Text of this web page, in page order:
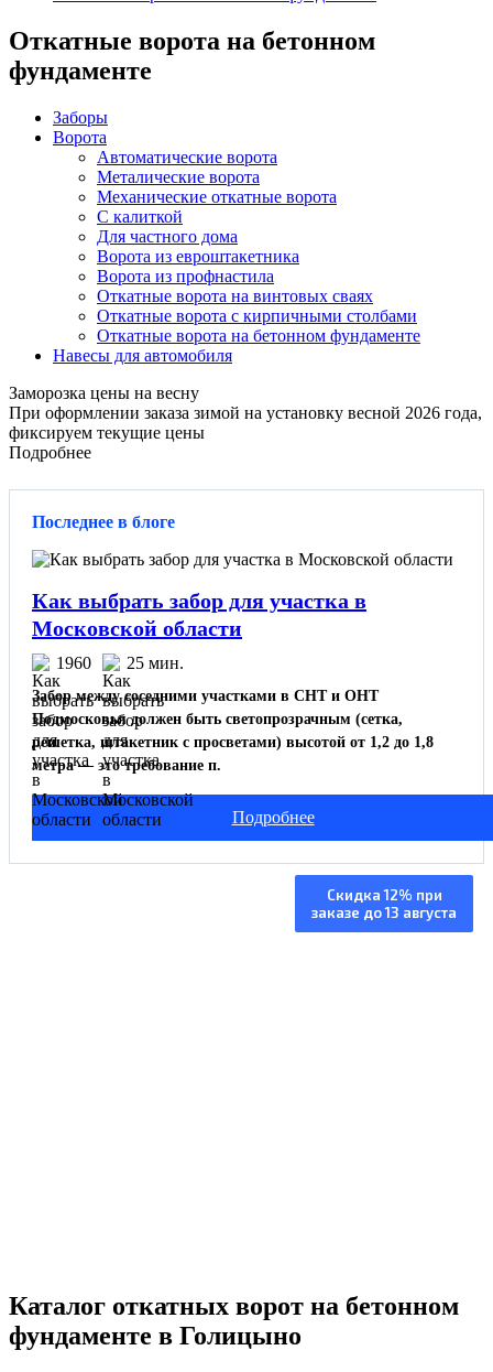
Откатные ворота на бетонном
фундаменте
Заборы
Ворота
Автоматические ворота
Металические ворота
Механические откатные ворота
С калиткой
Для частного дома
Ворота из евроштакетника
Ворота из профнастила
Откатные ворота на винтовых сваях
Откатные ворота с кирпичными столбами
Откатные ворота на бетонном фундаменте
Навесы для автомобиля
Заморозка цены на весну
При оформлении заказа зимой на установку весной 2026 года,
фиксируем текущие цены
Подробнее
Последнее в блоге
Как выбрать забор для участка в
Московской области
1960 25 мин.
Забор между соседними участками в СНТ и ОНТ
Подмосковья должен быть светопрозрачным (сетка,
решетка, штакетник с просветами) высотой от 1,2 до 1,8
метра — это требование п.
Подробнее
Скидка 12% при
заказе до 13 августа
Каталог откатных ворот на бетонном
фундаменте в Голицыно